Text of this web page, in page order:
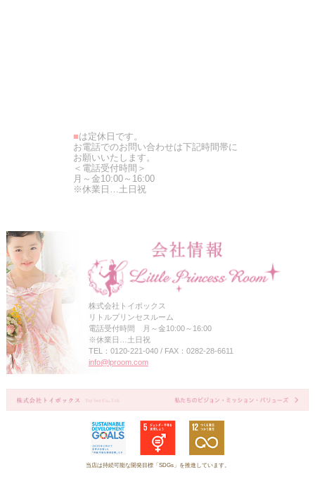
■は定休日です。
お電話でのお問い合わせは下記時間帯に
お願いいたします。
＜電話受付時間＞
月～金10:00～16:00
※休業日…土日祝
株式会社トイボックス
リトルプリンセスルーム
電話受付時間 月～金10:00～16:00
※休業日…土日祝
TEL：0120-221-040 / FAX：0282-28-6611
info@lproom.com
当店は持続可能な開発目標「SDGs」を推進しています。